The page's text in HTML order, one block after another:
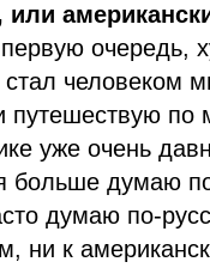
или
очередь,
человеком
по
уже очень
больше думаю
думаю по-
ни к